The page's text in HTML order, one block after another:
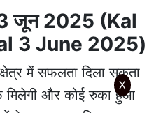
जून 2025 (Kal
3 June 2025)
में सफलता दिला सकता
मिलेगी और कोई रुका हुआ
X